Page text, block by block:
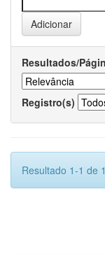
Resultados/
Registro(s)
Resultado 1-1 de